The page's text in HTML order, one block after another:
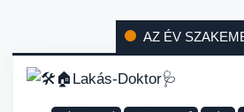
AZ ÉV